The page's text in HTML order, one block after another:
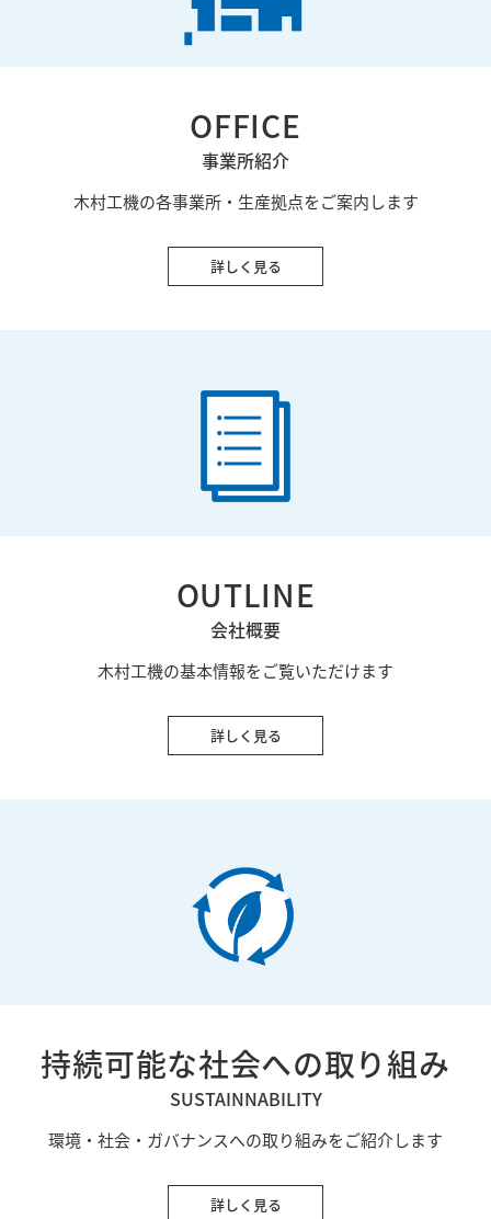
OFFICE
事業所紹介
木村工機の各事業所・生産拠点をご案内します
詳しく見る
OUTLINE
会社概要
木村工機の基本情報をご覧いただけます
詳しく見る
持続可能な社会への取り組み
SUSTAINNABILITY
環境・社会・ガバナンスへの取り組みをご紹介します
詳しく見る